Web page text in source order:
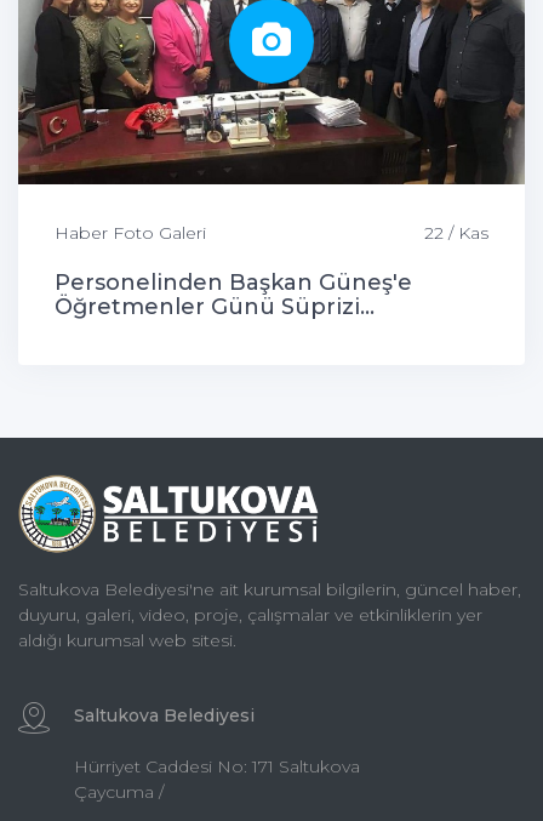
Haber Foto Galeri 22 / Kas
Personelinden Başkan Güneş'e
Öğretmenler Günü Süprizi...
Saltukova Belediyesi'ne ait kurumsal bilgilerin, güncel haber,
duyuru, galeri, video, proje, çalışmalar ve etkinliklerin yer
aldığı kurumsal web sitesi.
Saltukova Belediyesi
Hürriyet Caddesi No: 171 Saltukova
Çaycuma /